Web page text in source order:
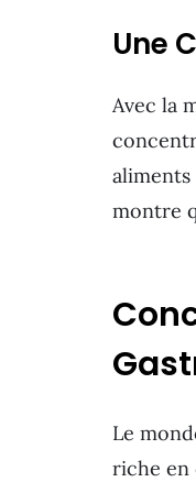
Une
Avec la
montre
Le
riche en